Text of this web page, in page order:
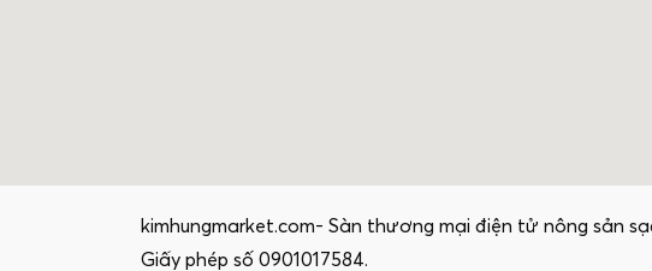
kimhungmarket.com- Sàn thương mại điện tử nông sản
Giấy phép số 0901017584.